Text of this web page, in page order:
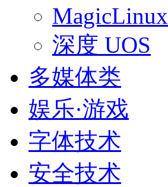
MagicLinux
深度 UOS
多媒体类
娱乐·游戏
字体技术
安全技术